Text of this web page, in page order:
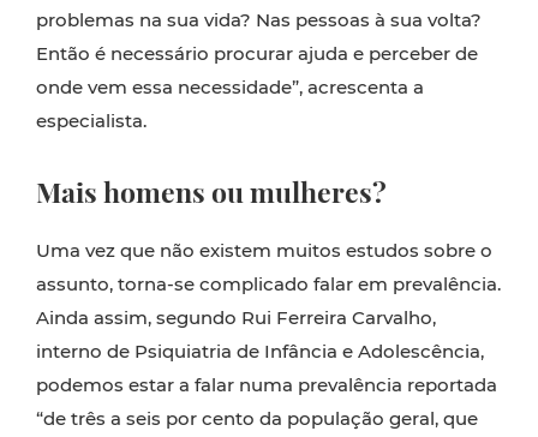
problemas na sua vida? Nas pessoas à sua volta?
Então é necessário procurar ajuda e perceber de
onde vem essa necessidade”, acrescenta a
especialista.
Mais homens ou mulheres?
Uma vez que não existem muitos estudos sobre o
assunto, torna-se complicado falar em prevalência.
Ainda assim, segundo Rui Ferreira Carvalho,
interno de Psiquiatria de Infância e Adolescência,
podemos estar a falar numa prevalência reportada
“de três a seis por cento da população geral, que